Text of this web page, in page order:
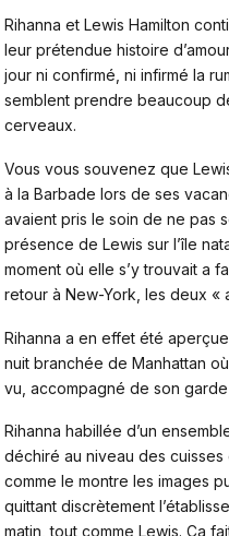
Rihanna et Lewis Hamilton
leur prétendue histoire
jour ni confirmé, ni infirmé la
semblent prendre beaucoup
cerveaux.
Vous vous souvenez que
à la Barbade lors de ses
avaient pris le soin de ne pas
présence de Lewis sur l’île
moment où elle s’y trouvait a
retour à New-York, les deux «
Rihanna a en effet été
nuit branchée de Manhattan
vu, accompagné de son
Rihanna habillée d’un
déchiré au niveau des
comme le montre les images
quittant discrètement
matin, tout comme Lewis. Ça